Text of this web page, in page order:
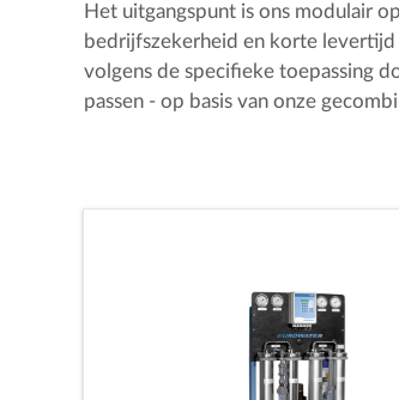
Het uitgangspunt is ons modulair
bedrijfszekerheid en korte levertijd
volgens de specifieke toepassing
passen - op basis van onze